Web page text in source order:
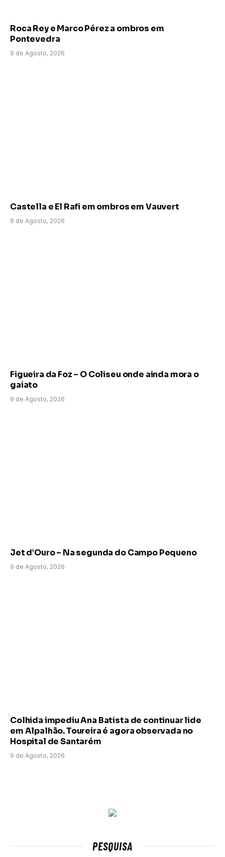
Roca Rey e Marco Pérez a ombros em
Pontevedra
9 de Agosto, 2026
Castella e El Rafi em ombros em Vauvert
9 de Agosto, 2026
Figueira da Foz – O Coliseu onde ainda mora o
gaiato
9 de Agosto, 2026
Jet d’Ouro – Na segunda do Campo Pequeno
9 de Agosto, 2026
Colhida impediu Ana Batista de continuar lide
em Alpalhão. Toureira é agora observada no
Hospital de Santarém
9 de Agosto, 2026
PESQUISA